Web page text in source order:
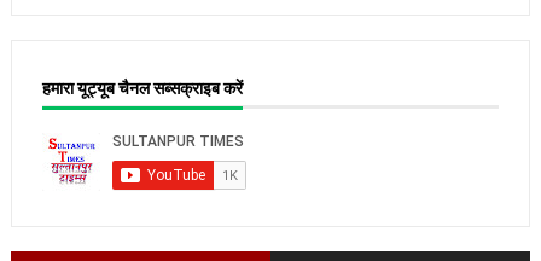
हमारा यूट्यूब चैनल सब्सक्राइब करें